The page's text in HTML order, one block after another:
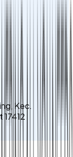
Kec.